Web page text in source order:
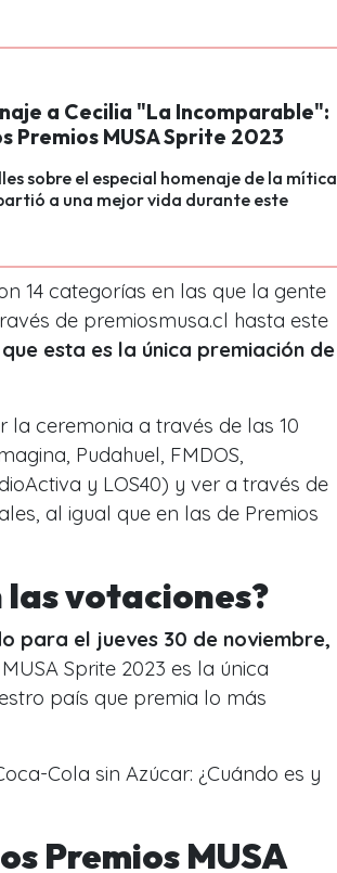
a Cecilia "La Incomparable":
Premios MUSA Sprite 2023
sobre el especial homenaje de la mítica
a una mejor vida durante este
14 categorías en las que la gente
de premiosmusa.cl hasta este
esta es la única premiación de
la ceremonia a través de las 10
Pudahuel, FMDOS,
y LOS40) y ver a través de
al igual que en las de Premios
votaciones?
para el jueves 30 de noviembre,
Sprite 2023 es la única
país que premia lo más
Cola sin Azúcar: ¿Cuándo es y
Premios MUSA